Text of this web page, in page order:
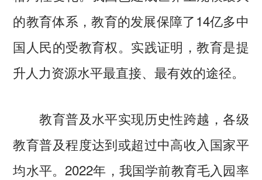
的教育体系，教育的发展保障了14亿多中
国人民的受教育权。实践证明，教育是提
升人力资源水平最直接、最有效的途径。
教育普及水平实现历史性跨越，各级
教育普及程度达到或超过中高收入国家平
均水平。2022年，我国学前教育毛入园率